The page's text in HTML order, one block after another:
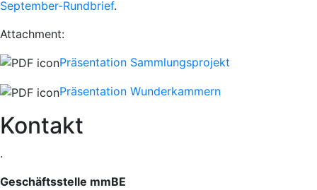
September-Rundbrief.
Attachment:
Präsentation Sammlungsprojekt
Präsentation Wunderkammern
Kontakt
.
Geschäftsstelle mmBE